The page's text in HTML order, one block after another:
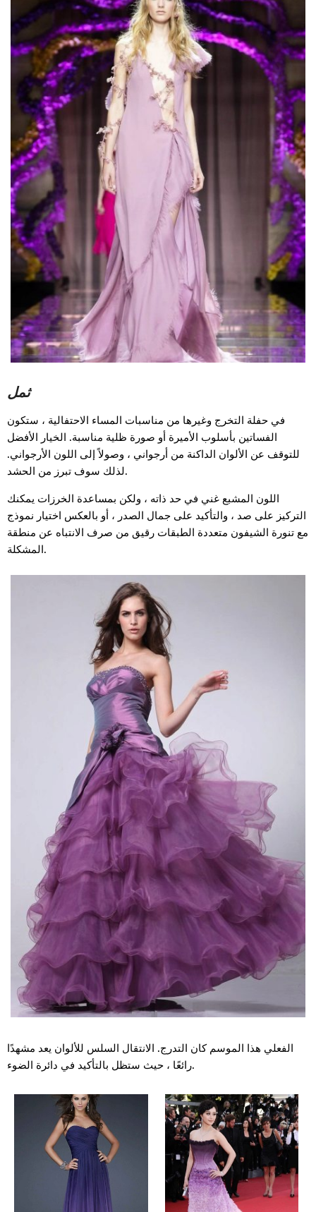
ثمل
في حفلة التخرج وغيرها من مناسبات المساء الاحتفالية ، ستكون
الفساتين بأسلوب الأميرة أو صورة ظلية مناسبة. الخيار الأفضل
للتوقف عن الألوان الداكنة من أرجواني ، وصولاً إلى اللون الأرجواني.
لذلك سوف تبرز من الحشد.
اللون المشبع غني في حد ذاته ، ولكن بمساعدة الخرزات يمكنك
التركيز على صد ، والتأكيد على جمال الصدر ، أو بالعكس اختيار نموذج
مع تنورة الشيفون متعددة الطبقات رقيق من صرف الانتباه عن منطقة
المشكلة.
الفعلي هذا الموسم كان التدرج. الانتقال السلس للألوان يعد مشهدًا
رائعًا ، حيث ستظل بالتأكيد في دائرة الضوء.